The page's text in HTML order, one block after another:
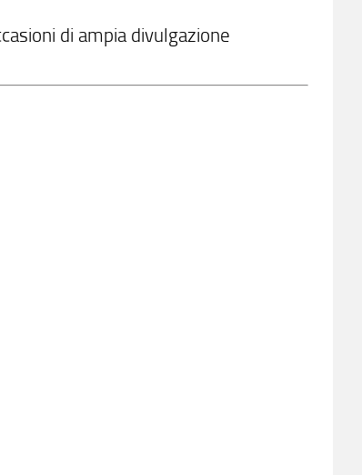
di ampia divulgazione